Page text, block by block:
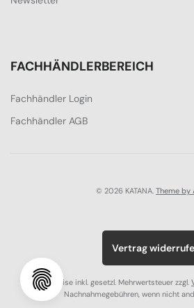
FACHHÄNDLERBEREICH
Fachhändler Login
Fachhändler AGB
© 2026 KATANA. Theme by
Vertrag
Alle Preise inkl. gesetzl. Mehrwertsteuer zzgl.
Nachnahmegebühren, wenn nicht